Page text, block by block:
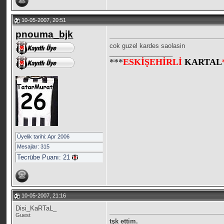
10-05-2007, 20:51
pnouma_bjk
Üyelik tarihi: Apr 2006
Mesajlar: 315
Tecrübe Puanı:21
cok guzel kardes saolasin
***ESKİŞEHİRLİKARTAL
10-05-2007, 21:16
Disi_KaRTaL_
Guest
tşk ettim.